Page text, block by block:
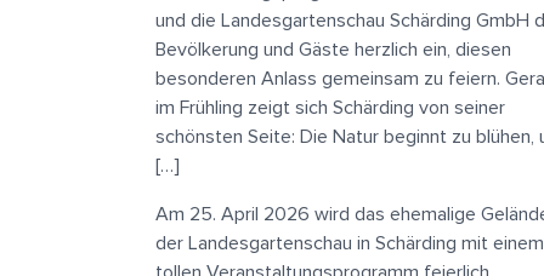
und die Landesgartenschau Schärding GmbH
Bevölkerung und Gäste herzlich ein, diesen
besonderen Anlass gemeinsam zu feiern.
im Frühling zeigt sich Schärding von seiner
schönsten Seite: Die Natur beginnt zu blühen,
[…]
Am 25. April 2026 wird das ehemalige
der Landesgartenschau in Schärding mit einem